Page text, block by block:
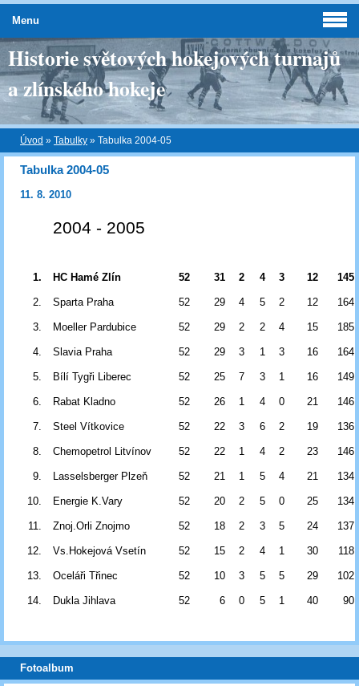
Historie světových hokejových turnajů
a zlínského hokeje
Úvod » Tabulky » Tabulka 2004-05
Tabulka 2004-05
11. 8. 2010
2004 - 2005
1. HC Hamé Zlín 52 31 2 4 3 12 145
2. Sparta Praha 52 29 4 5 2 12 164
3. Moeller Pardubice 52 29 2 2 4 15 185
4. Slavia Praha 52 29 3 1 3 16 164
5. Bílí Tygři Liberec 52 25 7 3 1 16 149
6. Rabat Kladno 52 26 1 4 0 21 146
7. Steel Vítkovice 52 22 3 6 2 19 136
8. Chemopetrol Litvínov 52 22 1 4 2 23 146
9. Lasselsberger Plzeň 52 21 1 5 4 21 134
10. Energie K.Vary 52 20 2 5 0 25 134
11. Znoj.Orli Znojmo 52 18 2 3 5 24 137
12. Vs.Hokejová Vsetín 52 15 2 4 1 30 118
13. Oceláři Třinec 52 10 3 5 5 29 102
14. Dukla Jihlava 52 6 0 5 1 40 90
Menu
Fotoalbum